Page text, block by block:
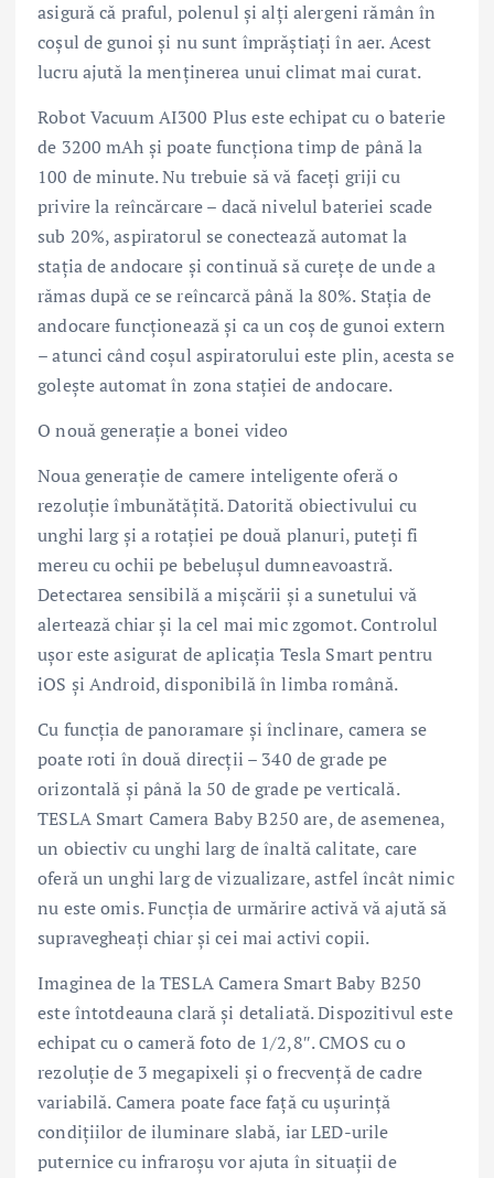
asigură că praful, polenul și alți alergeni rămân în
coșul de gunoi și nu sunt împrăștiați în aer. Acest
lucru ajută la menținerea unui climat mai curat.
Robot Vacuum AI300 Plus este echipat cu o baterie
de 3200 mAh și poate funcționa timp de până la
100 de minute. Nu trebuie să vă faceți griji cu
privire la reîncărcare – dacă nivelul bateriei scade
sub 20%, aspiratorul se conectează automat la
stația de andocare și continuă să curețe de unde a
rămas după ce se reîncarcă până la 80%. Stația de
andocare funcționează și ca un coș de gunoi extern
– atunci când coșul aspiratorului este plin, acesta se
golește automat în zona stației de andocare.
O nouă generație a bonei video
Noua generație de camere inteligente oferă o
rezoluție îmbunătățită. Datorită obiectivului cu
unghi larg și a rotației pe două planuri, puteți fi
mereu cu ochii pe bebelușul dumneavoastră.
Detectarea sensibilă a mișcării și a sunetului vă
alertează chiar și la cel mai mic zgomot. Controlul
ușor este asigurat de aplicația Tesla Smart pentru
iOS și Android, disponibilă în limba română.
Cu funcția de panoramare și înclinare, camera se
poate roti în două direcții – 340 de grade pe
orizontală și până la 50 de grade pe verticală.
TESLA Smart Camera Baby B250 are, de asemenea,
un obiectiv cu unghi larg de înaltă calitate, care
oferă un unghi larg de vizualizare, astfel încât nimic
nu este omis. Funcția de urmărire activă vă ajută să
supravegheați chiar și cei mai activi copii.
Imaginea de la TESLA Camera Smart Baby B250
este întotdeauna clară și detaliată. Dispozitivul este
echipat cu o cameră foto de 1/2,8″. CMOS cu o
rezoluție de 3 megapixeli și o frecvență de cadre
variabilă. Camera poate face față cu ușurință
condițiilor de iluminare slabă, iar LED-urile
puternice cu infraroșu vor ajuta în situații de